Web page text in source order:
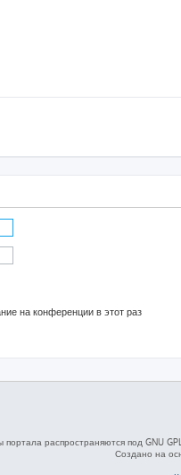
на конференции в этот раз
распространяются под GNU
Создано на